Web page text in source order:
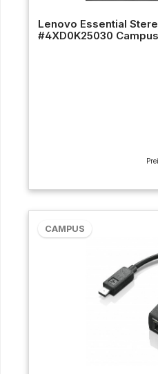
Lenovo Essential
#4XD0K25030 Campus
CAMPUS